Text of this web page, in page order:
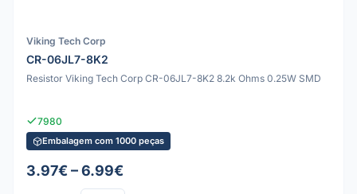
Viking Tech Corp
CR-06JL7-8K2
Resistor Viking Tech Corp CR-06JL7-8K2 8.2k Ohms 0.25W SMD
7980
Embalagem com 1000 peças
3.97€ – 6.99€